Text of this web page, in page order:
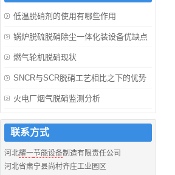
低温脱硝剂的使用有哪些作用
锅炉脱硫脱硝除尘一体化装设备优缺点
燃气轮机脱硝现状
SNCR与SCR脱硝工艺相比之下的优势
火电厂烟气脱硝监测分析
联系方式
河北耀一节能设备制造有限责任公司
河北省肃宁县尚村齐庄工业园区